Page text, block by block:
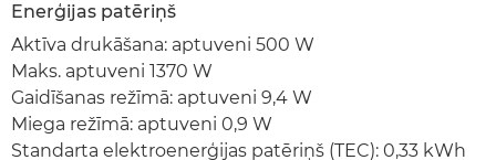
Enerģijas patēriņš
Aktīva drukāšana: aptuveni 500 W
Maks. aptuveni 1370 W
Gaidīšanas režīmā: aptuveni 9,4 W
Miega režīmā: aptuveni 0,9 W
Standarta elektroenerģijas patēriņš (TEC): 0,33 kWh